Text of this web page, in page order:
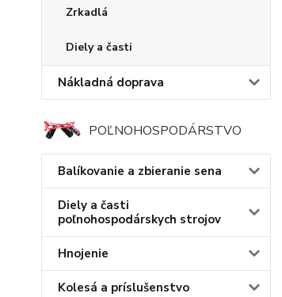
Zrkadlá
Diely a časti
Nákladná doprava
POĽNOHOSPODÁRSTVO
Balíkovanie a zbieranie sena
Diely a časti
poľnohospodárskych strojov
Hnojenie
Kolesá a príslušenstvo